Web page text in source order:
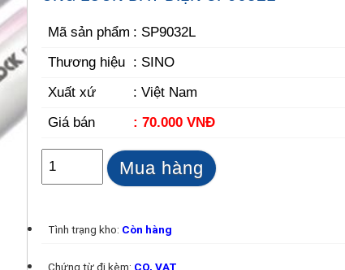
Mã sản phẩm : SP9032L
Thương hiệu : SINO
Xuất xứ
: Việt Nam
Giá bán
: 70.000 VNĐ
Mua hàng
Tình trạng kho: Còn hàng
Chứng từ đi kèm: CO, VAT